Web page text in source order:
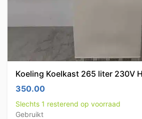
Koeling Koelkast 265 liter 230V
350.00
Slechts 1 resterend op voorraad
Gebruikt